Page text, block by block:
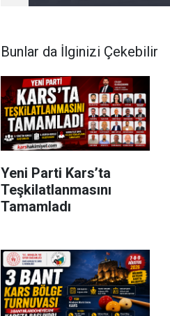
Bunlar da İlginizi Çekebilir
Yeni Parti Kars’ta
Teşkilatlanmasını
Tamamladı